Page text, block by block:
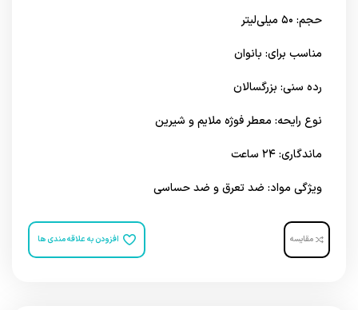
حجم: ۵۰ میلی‌لیتر
مناسب برای: بانوان
رده سنی: بزرگسالان
نوع رایحه: معطر فوژه ملایم و شیرین
ماندگاری: ۲۴ ساعت
ویژگی مواد: ضد تعرق و ضد حساسی
مقایسه افزودن به علاقه مندی ها